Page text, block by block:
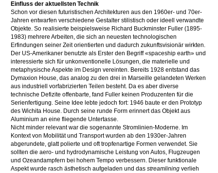
Einfluss der aktuellsten Technik
Schon vor diesen futuristischen Architekturen aus den 1960er- und 70er-
Jahren entwarfen verschiedene Gestalter stilistisch oder ideell verwandte
Objekte. So realisierte beispielsweise Richard Buckminster Fuller (1895-
1983) mehrere Arbeiten, die sich an neuesten technologischen
Erfindungen seiner Zeit orientierten und dadurch zukunftsvisionär wirkten.
Der US-Amerikaner benutzte als Erster den Begriff «spaceship earth» und
interessierte sich für unkonventionelle Lösungen, die materielle und
metaphysische Aspekte im Design vereinten. Bereits 1928 entstand das
Dymaxion House, das analog zu den drei in Marseille gelandeten Werken
aus industriell vorfabrizierten Teilen besteht. Da es aber diverse
technische Defizite offenbarte, fand Fuller keinen Produzenten für die
Serienfertigung. Seine Idee lebte jedoch fort: 1946 baute er den Prototyp
des Wichita House. Durch seine runde Form erinnert das Objekt aus
Aluminium an eine fliegende Untertasse.
Nicht minder relevant war die sogenannte Stromlinien-Moderne. Im
Kontext von Mobilität und Transport wurden ab den 1930er-Jahren
abgerundete, glatt polierte und oft tropfenartige Formen verwendet. Sie
sollten die aero- und hydrodynamische Leistung von Autos, Flugzeugen
und Ozeandampfern bei hohem Tempo verbessern. Dieser funktionale
Aspekt wurde rasch ästhetisch aufgeladen und dasstreamlining verlieh